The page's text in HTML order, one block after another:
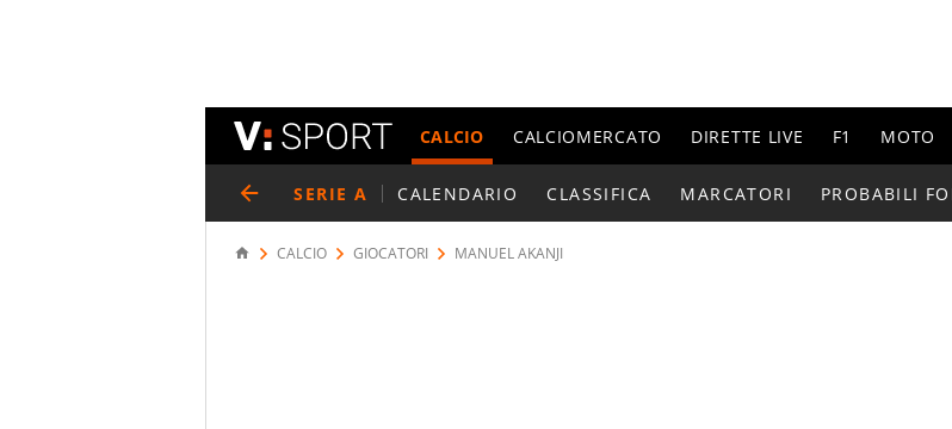
CALCIO CALCIOMERCATO DIRETTE LIVE F1 MOTO
SERIE A CALENDARIO CLASSIFICA MARCATORI PROBABILI
CALCIO GIOCATORI MANUEL AKANJI